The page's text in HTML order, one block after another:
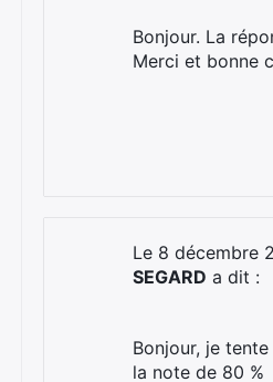
Bonjour. La
Merci et bonne
Le 8 décembre
SEGARD a dit :
Bonjour, je
la note de 80 %